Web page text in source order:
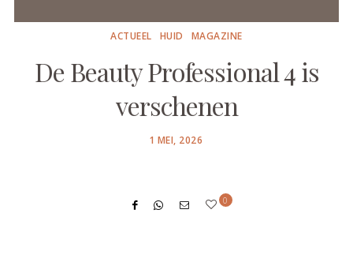
ACTUEEL HUID MAGAZINE
De Beauty Professional 4 is
verschenen
POSTED
1 MEI, 2026
0